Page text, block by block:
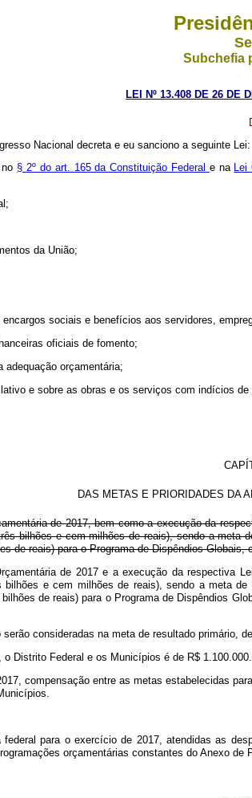
Subchefia
LEI Nº 13.408 DE 26 DE
Nacional decreta e eu sanciono a seguinte Lei:
§ 2º do art. 165 da Constituição Federal e na Lei
da União;
sociais e benefícios aos servidores,
oficiais de fomento;
orçamentária;
e sobre as obras e os serviços com indícios de
DAS METAS E PRIORIDADES DA
de 2017, bem como a execução da
bilhões e cem milhões de reais), sendo a
de reais) para o Programa de Dispêndios
de 2017 e a execução da respectiva
e cem milhões de reais), sendo a meta
de reais) para o Programa de Dispêndios
consideradas na meta de resultado primário,
Distrito Federal e os Municípios é de R$
compensação entre as metas estabelecidas
para o exercício de 2017, atendidas as
orçamentárias constantes do Anexo de